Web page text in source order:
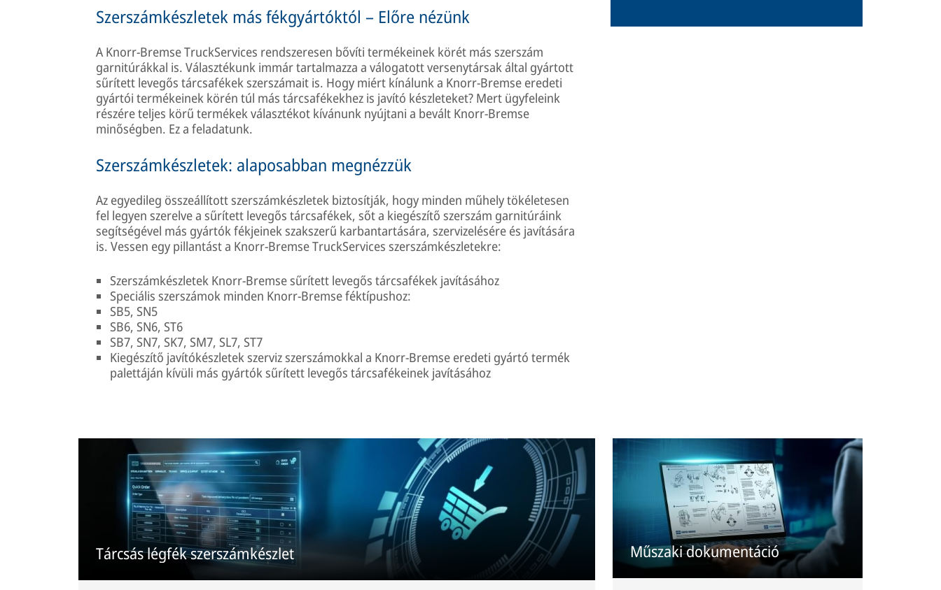
Szerszámkészletek más fékgyártóktól – Előre nézünk
A Knorr-Bremse TruckServices rendszeresen bővíti termékeinek körét más szerszám
garnitúrákkal is. Választékunk immár tartalmazza a válogatott versenytársak által gyártott
sűrített levegős tárcsafékek szerszámait is. Hogy miért kínálunk a Knorr-Bremse eredeti
gyártói termékeinek körén túl más tárcsafékekhez is javító készleteket? Mert ügyfeleink
részére teljes körű termékek választékot kívánunk nyújtani a bevált Knorr-Bremse
minőségben. Ez a feladatunk.
Szerszámkészletek: alaposabban megnézzük
Az egyedileg összeállított szerszámkészletek biztosítják, hogy minden műhely tökéletesen
fel legyen szerelve a sűrített levegős tárcsafékek, sőt a kiegészítő szerszám garnitúráink
segítségével más gyártók fékjeinek szakszerű karbantartására, szervizelésére és javítására
is. Vessen egy pillantást a Knorr-Bremse TruckServices szerszámkészletekre:
Szerszámkészletek Knorr-Bremse sűrített levegős tárcsafékek javításához
Speciális szerszámok minden Knorr-Bremse féktípushoz:
SB5, SN5
SB6, SN6, ST6
SB7, SN7, SK7, SM7, SL7, ST7
Kiegészítő javítókészletek szerviz szerszámokkal a Knorr-Bremse eredeti gyártó termék
palettáján kívüli más gyártók sűrített levegős tárcsafékeinek javításához
Tárcsás légfék szerszámkészlet Műszaki dokumentáció